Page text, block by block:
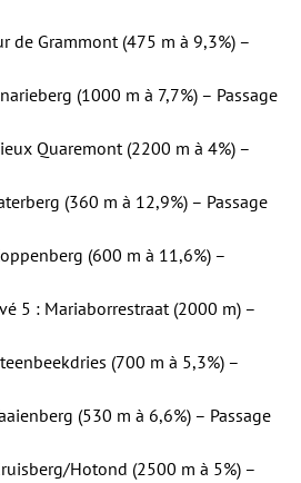
de Grammont (475 m à 9,3%) –
(1000 m à 7,7%) – Passage
Quaremont (2200 m à 4%) –
(360 m à 12,9%) – Passage
(600 m à 11,6%) –
5 : Mariaborrestraat (2000 m) –
(700 m à 5,3%) –
(530 m à 6,6%) – Passage
Hotond (2500 m à 5%) –